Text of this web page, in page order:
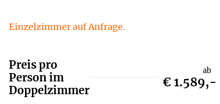
Einzelzimmer auf Anfrage.
Preis pro
Person im
Doppelzimmer
ab
€ 1.589,-